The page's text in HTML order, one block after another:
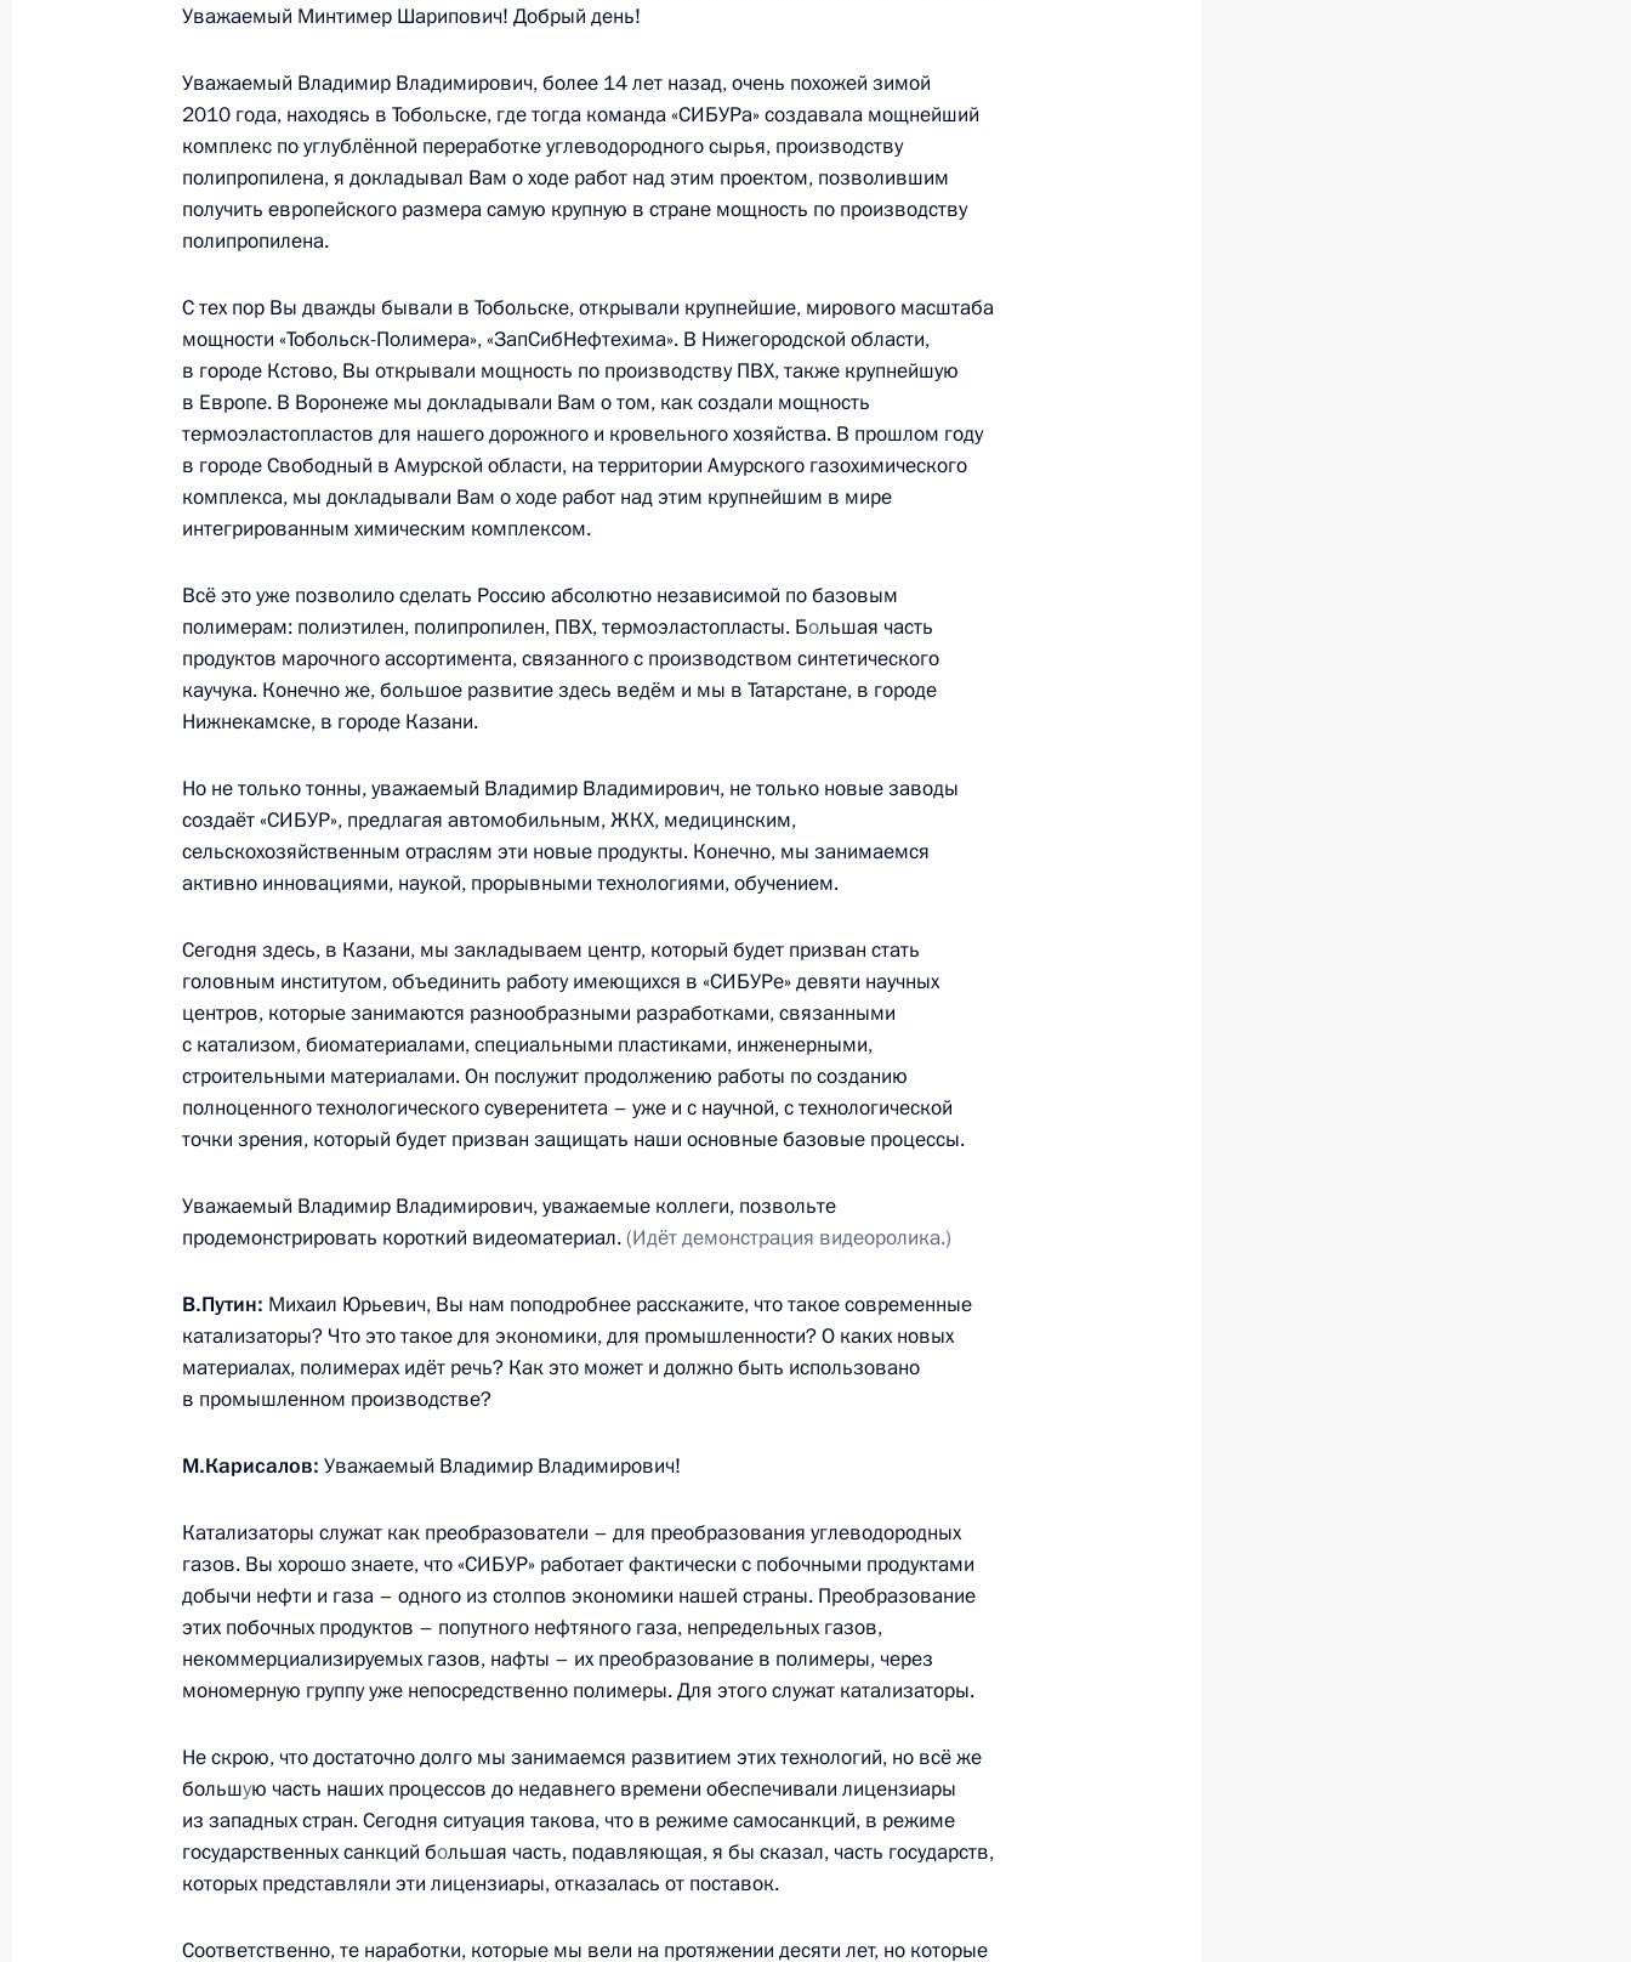
21 марта 2024 года, 18:00
Мария Львова-Белова помогла вернуть на родину 32 российских
ребёнка из лагерей беженцев в Сирии
10 марта 2024 года, 21:00
Видеообращение к участникам церемонии открытия Всемирного
фестиваля молодёжи
2 марта 2024 года, 17:30
Встреча с главой Карачаево-Черкесии Рашидом Темрезовым
26 февраля 2024 года, 13:50
Церемония по случаю открытия медицинских объектов и начала
строительства Центра научных исследований и масштабирования
технологий
Совещание о ходе реализации программы капитального
20 февраля 2024 года, 22:05
Церемония закрытия съезда «Движения первых»
1 февраля 2024 года, 17:00
Мария Львова-Белова посетила Ненецкий автономный округ
26 января 2024 года, 18:00
Открытие Года семьи в России
23 января 2024 года, 17:40
Встреча с участниками и победителями всероссийских семейных
конкурсов
23 января 2024 года, 17:05
Указ о мерах социальной поддержки многодетных семей
Встреча с Министром просвещения Сергеем Кравцовым
15 января 2024 года, 13:50
Уважаемый Минтимер Шарипович! Добрый день!
Уважаемый Владимир Владимирович, более 14 лет назад, очень похожей зимой
2010 года, находясь в Тобольске, где тогда команда «СИБУРа» создавала мощнейший
комплекс по углублённой переработке углеводородного сырья, производству
полипропилена, я докладывал Вам о ходе работ над этим проектом, позволившим
получить европейского размера самую крупную в стране мощность по производству
полипропилена.
С тех пор Вы дважды бывали в Тобольске, открывали крупнейшие, мирового масштаба
мощности «Тобольск-Полимера», «ЗапСибНефтехима». В Нижегородской области,
в городе Кстово, Вы открывали мощность по производству ПВХ, также крупнейшую
в Европе. В Воронеже мы докладывали Вам о том, как создали мощность
термоэластопластов для нашего дорожного и кровельного хозяйства. В прошлом году
в городе Свободный в Амурской области, на территории Амурского газохимического
комплекса, мы докладывали Вам о ходе работ над этим крупнейшим в мире
интегрированным химическим комплексом.
Всё это уже позволило сделать Россию абсолютно независимой по базовым
полимерам: полиэтилен, полипропилен, ПВХ, термоэластопласты. Большая часть
продуктов марочного ассортимента, связанного с производством синтетического
каучука. Конечно же, большое развитие здесь ведём и мы в Татарстане, в городе
Нижнекамске, в городе Казани.
Но не только тонны, уважаемый Владимир Владимирович, не только новые заводы
создаёт «СИБУР», предлагая автомобильным, ЖКХ, медицинским,
сельскохозяйственным отраслям эти новые продукты. Конечно, мы занимаемся
активно инновациями, наукой, прорывными технологиями, обучением.
Сегодня здесь, в Казани, мы закладываем центр, который будет призван стать
головным институтом, объединить работу имеющихся в «СИБУРе» девяти научных
центров, которые занимаются разнообразными разработками, связанными
с катализом, биоматериалами, специальными пластиками, инженерными,
строительными материалами. Он послужит продолжению работы по созданию
полноценного технологического суверенитета – уже и с научной, с технологической
точки зрения, который будет призван защищать наши основные базовые процессы.
Уважаемый Владимир Владимирович, уважаемые коллеги, позвольте
продемонстрировать короткий видеоматериал.(Идёт демонстрация видеоролика.)
В.Путин: Михаил Юрьевич, Вы нам поподробнее расскажите, что такое современные
катализаторы? Что это такое для экономики, для промышленности? О каких новых
материалах, полимерах идёт речь? Как это может и должно быть использовано
в промышленном производстве?
М.Карисалов: Уважаемый Владимир Владимирович!
Катализаторы служат как преобразователи – для преобразования углеводородных
газов. Вы хорошо знаете, что «СИБУР» работает фактически с побочными продуктами
добычи нефти и газа – одного из столпов экономики нашей страны. Преобразование
этих побочных продуктов – попутного нефтяного газа, непредельных газов,
некоммерциализируемых газов, нафты – их преобразование в полимеры, через
мономерную группу уже непосредственно полимеры. Для этого служат катализаторы.
Не скрою, что достаточно долго мы занимаемся развитием этих технологий, но всё же
большую часть наших процессов до недавнего времени обеспечивали лицензиары
из западных стран. Сегодня ситуация такова, что в режиме самосанкций, в режиме
государственных санкций большая часть, подавляющая, я бы сказал, часть государств,
которых представляли эти лицензиары, отказалась от поставок.
Соответственно, те наработки, которые мы вели на протяжении десяти лет, но которые